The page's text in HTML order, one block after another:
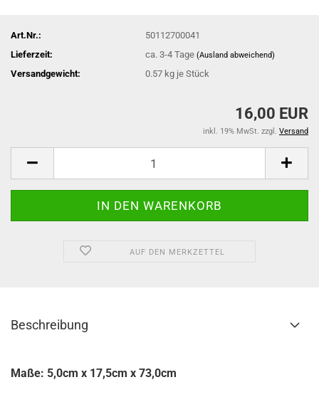
Art.Nr.:
50112700041
Lieferzeit:
ca. 3-4 Tage(Ausland abweichend)
Versandgewicht: 0.57 kg je Stück
16,00 EUR
inkl. 19% MwSt. zzgl. Versand
AUF DEN MERKZETTEL
Beschreibung
Maße: 5,0cm x 17,5cm x 73,0cm